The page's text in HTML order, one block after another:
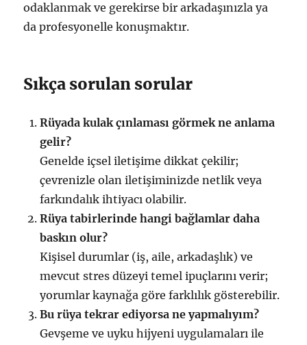
odaklanmak ve gerekirse bir arkadaşınızla ya
da profesyonelle konuşmaktır.
Sıkça sorulan sorular
Rüyada kulak çınlaması görmek ne anlama
gelir?
Genelde içsel iletişime dikkat çekilir;
çevrenizle olan iletişiminizde netlik veya
farkındalık ihtiyacı olabilir.
Rüya tabirlerinde hangi bağlamlar daha
baskın olur?
Kişisel durumlar (iş, aile, arkadaşlık) ve
mevcut stres düzeyi temel ipuçlarını verir;
yorumlar kaynağa göre farklılık gösterebilir.
Bu rüya tekrar ediyorsa ne yapmalıyım?
Gevşeme ve uyku hijyeni uygulamaları ile